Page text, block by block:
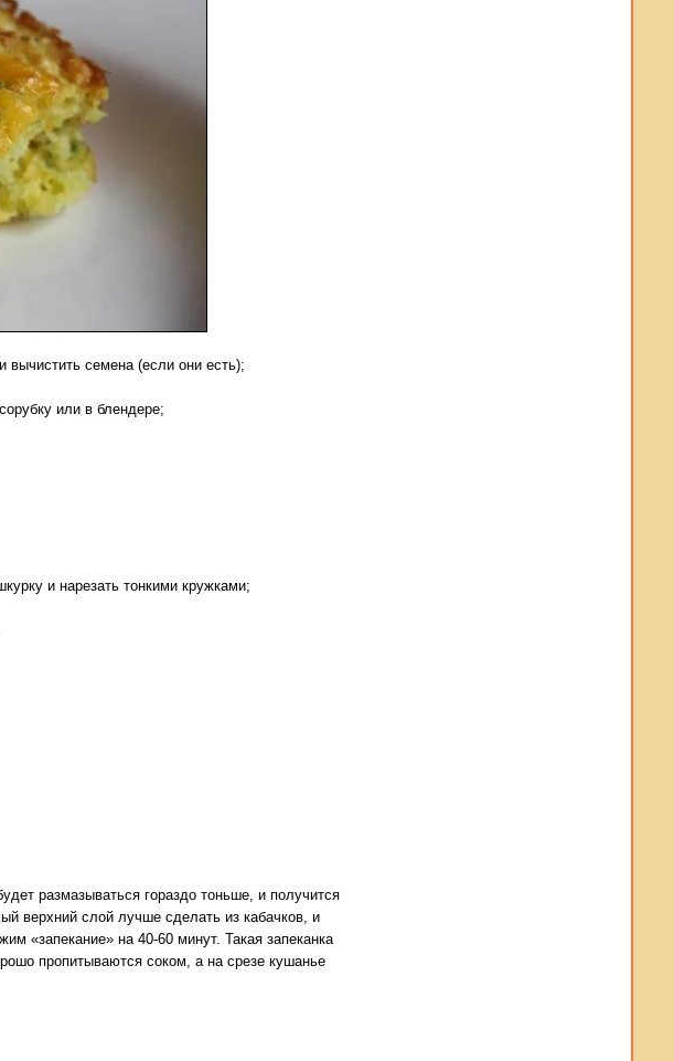
семена (если они есть);
или в блендере;
и нарезать тонкими кружками;
размазываться гораздо тоньше, и получится
верхний слой лучше сделать из кабачков, и
«запекание» на 40-60 минут. Такая запеканка
пропитываются соком, а на срезе кушанье